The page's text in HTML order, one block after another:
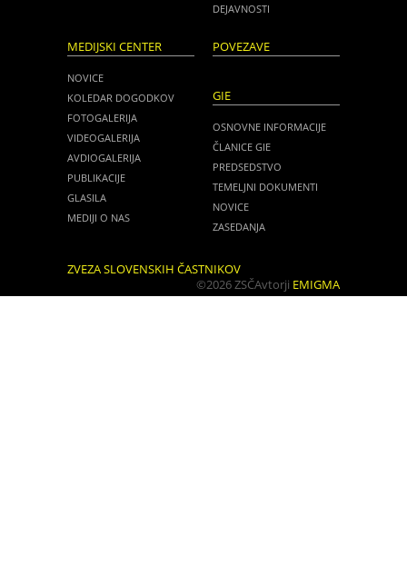
DEJAVNOSTI
MEDIJSKI CENTER
NOVICE
KOLEDAR DOGODKOV
FOTOGALERIJA
VIDEOGALERIJA
AVDIOGALERIJA
PUBLIKACIJE
GLASILA
MEDIJI O NAS
POVEZAVE
GIE
OSNOVNE INFORMACIJE
ČLANICE GIE
PREDSEDSTVO
TEMELJNI DOKUMENTI
NOVICE
ZASEDANJA
ZVEZA SLOVENSKIH ČASTNIKOV
©2026 ZSČAvtorji EMIGMA